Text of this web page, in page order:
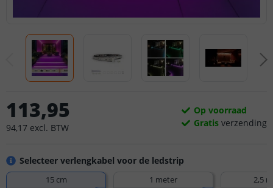
Selecteer verlengkabel voor de ledstrip
15 cm
1 meter
2,5
113,95
94,17 excl. BTW
Op voorraad
Gratis verzending